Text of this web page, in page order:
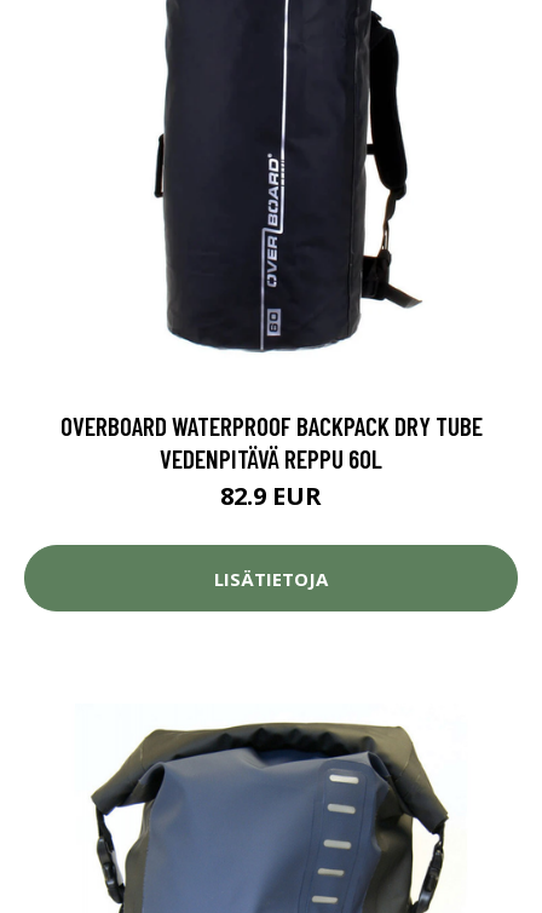
OVERBOARD WATERPROOF BACKPACK DRY TUBE
VEDENPITÄVÄ REPPU 60L
82.9 EUR
LISÄTIETOJA